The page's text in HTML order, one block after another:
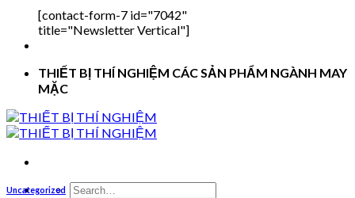
[contact-form-7 id="7042"
title="Newsletter Vertical"]
THIẾT BỊ THÍ NGHIỆM CÁC SẢN PHẨM NGÀNH MAY
MẶC
Search
Uncategorized